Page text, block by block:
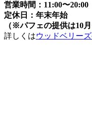
営業時間：11:00〜20:00
定休日：年末年始
（※パフェの提供は10月
詳しくはウッドベリー